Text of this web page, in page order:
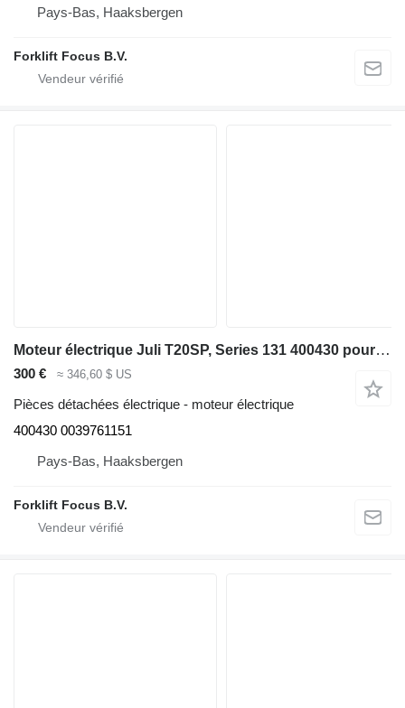
Pays-Bas, Haaksbergen
Forklift Focus B.V.
Moteur électrique Juli T20SP, Series 131 400430 pour matériel de manutention Linde T20SP, Series 131
300 € ≈ 346,60 $ US
Pièces détachées électrique - moteur électrique
400430 0039761151
Pays-Bas, Haaksbergen
Forklift Focus B.V.